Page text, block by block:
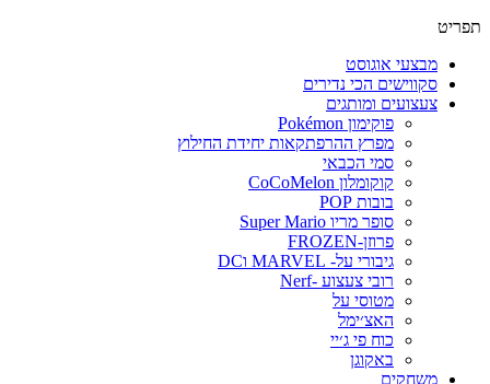
מבצעי אוגוסט
סקווישים הכי נדירים
צעצועים ומותגים
פוקימון Pokémon
מפרץ ההרפתקאות יחידת החילוץ
סמי הכבאי
קוקומלון CoCoMelon
בובות POP
סופר מריו Super Mario
פרוזן-FROZEN
גיבורי על- MARVEL וDC
רובי צעצוע -Nerf
מטוסי על
האצ׳ימל
כוח פי ג׳יי
באקוגן
משחקים